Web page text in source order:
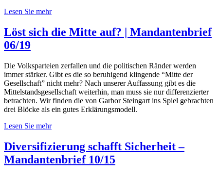
Lesen Sie mehr
Löst sich die Mitte auf? | Mandantenbrief
06/19
Die Volksparteien zerfallen und die politischen Ränder werden
immer stärker. Gibt es die so beruhigend klingende “Mitte der
Gesellschaft” nicht mehr? Nach unserer Auffassung gibt es die
Mittelstandsgesellschaft weiterhin, man muss sie nur differenzierter
betrachten. Wir finden die von Garbor Steingart ins Spiel gebrachten
drei Blöcke als ein gutes Erklärungsmodell.
Lesen Sie mehr
Diversifizierung schafft Sicherheit –
Mandantenbrief 10/15